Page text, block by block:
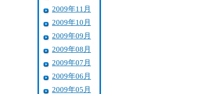
2009年11月
2009年10月
2009年09月
2009年08月
2009年07月
2009年06月
2009年05月